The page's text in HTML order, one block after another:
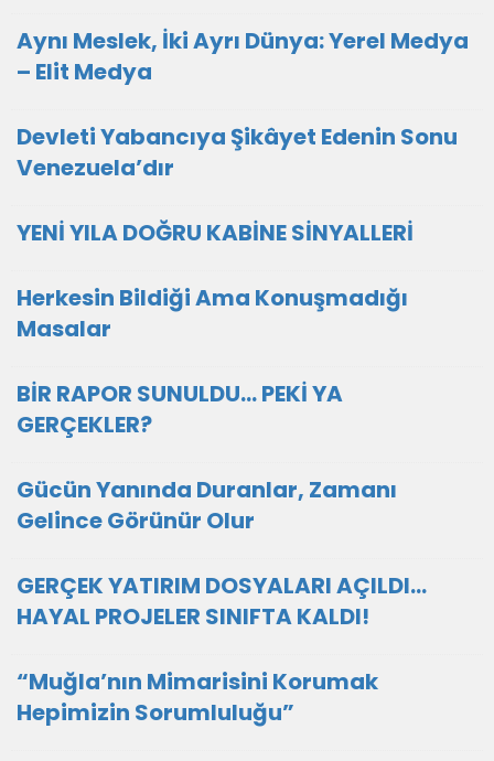
Aynı Meslek, İki Ayrı Dünya: Yerel Medya
– Elit Medya
Devleti Yabancıya Şikâyet Edenin Sonu
Venezuela’dır
YENİ YILA DOĞRU KABİNE SİNYALLERİ
Herkesin Bildiği Ama Konuşmadığı
Masalar
BİR RAPOR SUNULDU… PEKİ YA
GERÇEKLER?
Gücün Yanında Duranlar, Zamanı
Gelince Görünür Olur
GERÇEK YATIRIM DOSYALARI AÇILDI…
HAYAL PROJELER SINIFTA KALDI!
“Muğla’nın Mimarisini Korumak
Hepimizin Sorumluluğu”